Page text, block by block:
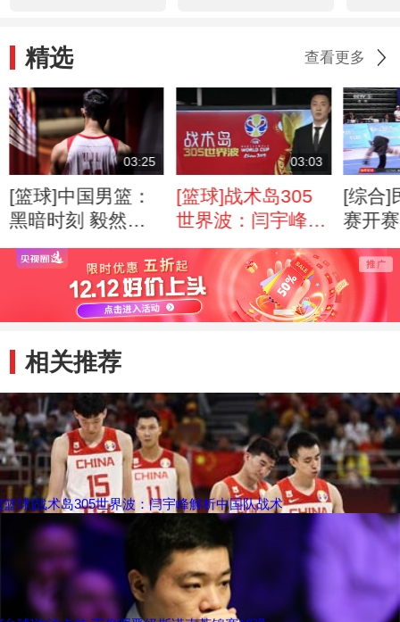
精选 查看更多
03:25
[篮球]中国男篮：
黑暗时刻 毅然前
行
03:03
[篮球]战术岛305
世界波：闫宇峰解
析拍头战术
[综合]
赛开
拔头筹
相关推荐
[篮球]战术岛305世界波：闫宇峰解析中国队战术